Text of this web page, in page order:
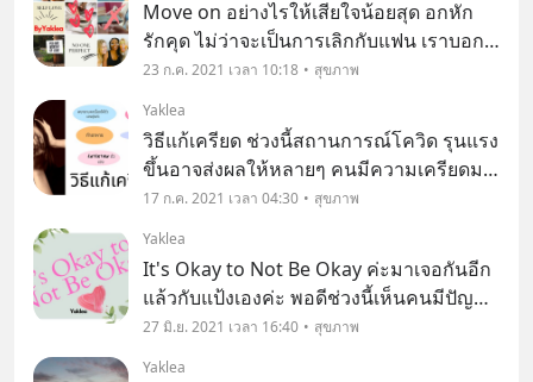
ที่จะเล่นเกม
Move on อย่างไรให้เสียใจน้อยสุด อกหัก
รักคุด ไม่ว่าจะเป็นการเลิกกับแฟน เราบอก
เลิกเอง หรือโดนบอกเลิก ทั้งสองอย่าง อาจ
จะเสียใจทั้งคู่ ใช่ไหมค่ะ ? แต่ความเศร้าอาจ
จะมี Level ที่แตกต่างกันออกไป อันนี้อาจจะ
23 ก.ค. 2021 เวลา 10:18
สุขภาพ
Yaklea
วิธีแก้เครียด ช่วงนี้สถานการณ์โควิด รุนแรง
ขึ้นอาจส่งผลให้หลายๆ คนมีความเครียดมา
เยือนโดยไม่รู้ตัว หรือรู้ตัว แต่เราจะทำ
อย่างไรให้ความเครียดนั้น ดีขึ้น อาจจะ
ไม่ใช่แค่เครียดจากโควิด แต่เรามี วิธี ที่ทำใ
17 ก.ค. 2021 เวลา 04:30
สุขภาพ
Yaklea
It's Okay to Not Be Okay ค่ะมาเจอกันอีก
แล้วกับแป้งเองค่ะ พอดีช่วงนี้เห็นคนมีปัญหา
เข้ามาในชีวิตเยอะมากค่ะ ไม่ว่าจะเป็นดารา
ฮอลลิวูด
27 มิ.ย. 2021 เวลา 16:40
สุขภาพ
Yaklea